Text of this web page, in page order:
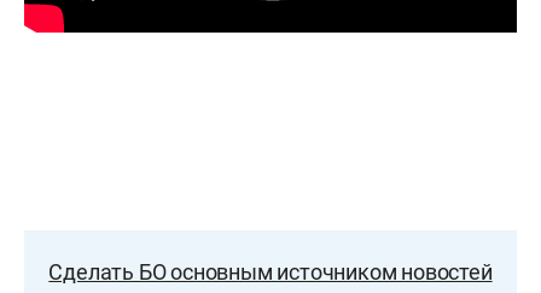
Сделать БО основным источником новостей